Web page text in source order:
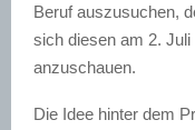
Beruf auszusuchen,
sich diesen am 2.
anzuschauen.
Die Idee hinter dem